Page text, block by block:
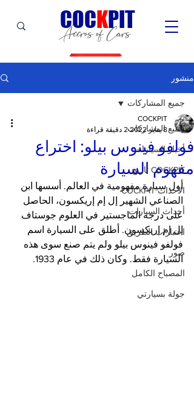
Accros of Cars
COCKPIT
منشور
جميع المشاركات
أخبار السيارات
COCKPIT تاريخ
الأحداث COCKPIT
أحداث السيارات
اختبارات الطريق
صور
المصباح الكامل
جولة بسيارتي
جميع المشاركات
فولفو فينوس بيلو: اختراع
مفهوم السيارة
COCKPIT
8 يناير 2022
2 دقيقة قراءة
أول سيارة مفهومية في العالم. أسسها ابن
الصناعي الشهير إل إم إريكسون، الحاصل
على درجة الماجستير في العلوم جوستاف
إل إم إريكسون. أطلق على السيارة اسم
فولفو فينوس بيلو ولم يتم صنع سوى هذه
السيارة فقط. وكان ذلك في عام 1933.